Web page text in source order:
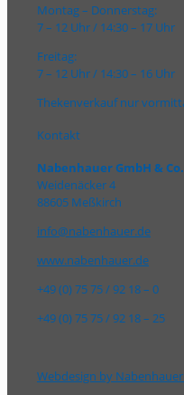
Montag – Donnerstag:
7 – 12 Uhr / 14:30 – 17 Uhr
Freitag:
7 – 12 Uhr / 14:30 – 16 Uhr
Thekenverkauf nur
Kontakt
Nabenhauer GmbH &
Weidenäcker 4
88605 Meßkirch
info@nabenhauer.de
www.nabenhauer.de
+49 (0) 75 75 / 92 18 – 0
+49 (0) 75 75 / 92 18 – 25
Webdesign by